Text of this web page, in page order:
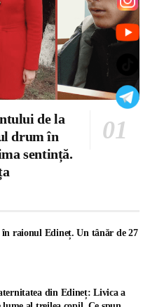
de la
drum în
sentință.
raionul Edineț. Un tânăr de 27
din Edineț: Livica a